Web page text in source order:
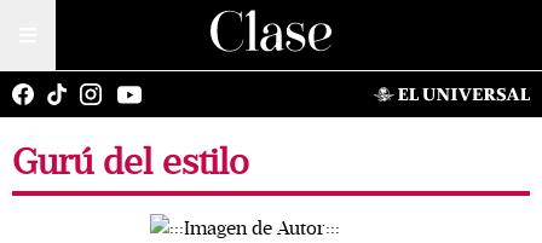
Gurú del estilo